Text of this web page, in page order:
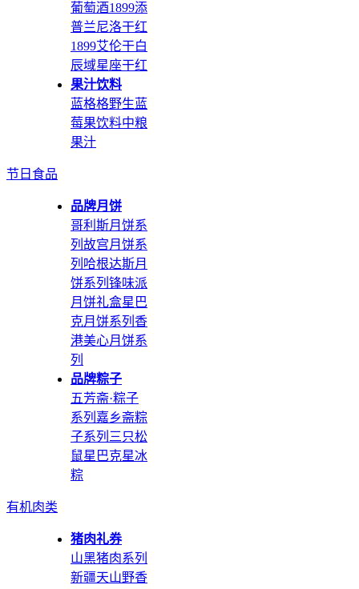
葡萄酒1899添
普兰尼洛干红
1899艾伦干白
辰域星座干红
果汁饮料
蓝格格野生蓝
莓果饮料中粮
果汁
节日食品
品牌月饼
哥利斯月饼系
列 故宫月饼系
列 哈根达斯月
饼系列 锋味派
月饼礼盒星巴
克月饼系列 香
港美心月饼系
列
品牌粽子
五芳斋·粽子
系列 嘉乡斋粽
子系列 三只松
鼠星巴克星冰
粽
有机肉类
猪肉礼券
山黑猪肉系列
新疆天山野香